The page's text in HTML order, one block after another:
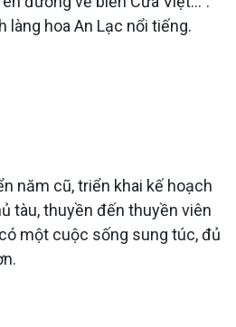
làng hoa An Lạc nổi tiếng.
năm cũ, triển khai kế hoạch
tàu, thuyền đến thuyền viên
một cuộc sống sung túc, đủ